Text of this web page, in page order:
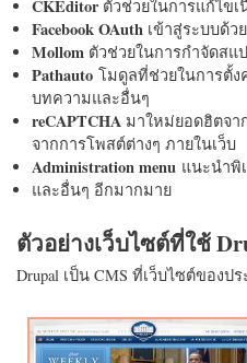
CKEditorตัวช่วยในการแก้ไข
Facebook OAuth เข้าสู่ระบบด้วย
Mollom ตัวช่วยในการกำจัดสแ
Pathauto โมดูลที่ช่วยในการตั้ง
บทความและอื่นๆ
reCAPTCHA มาใหม่ยอดฮิตจา
จากการโพสต์ต่างๆ ภายในเว็บ
Administration menu แนะนำพิ
และอื่นๆ อีกมากมาย
ตัวอย่างเว็บไซต์ที่ใช้
Drupal เป็น CMS ที่เว็บไซต์ของป